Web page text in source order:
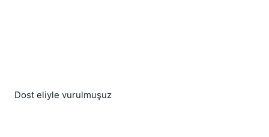
Dost eliyle vurulmuşuz